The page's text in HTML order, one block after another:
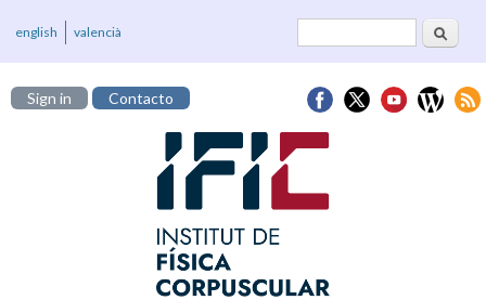
Formulario deBuscar
english valencià
Sign in Contacto